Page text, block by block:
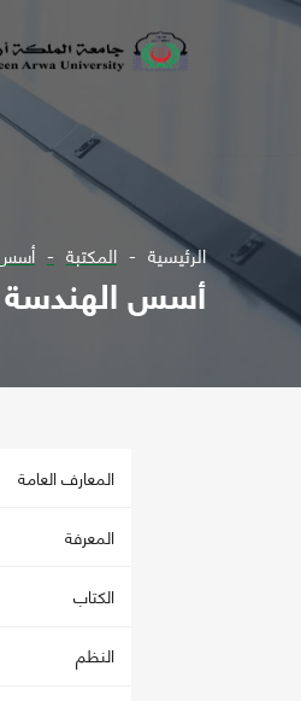
الرئيسية المكتبة أسس
أسس الهندسة
المعارف العامة
المعرفة
الكتاب
النظم